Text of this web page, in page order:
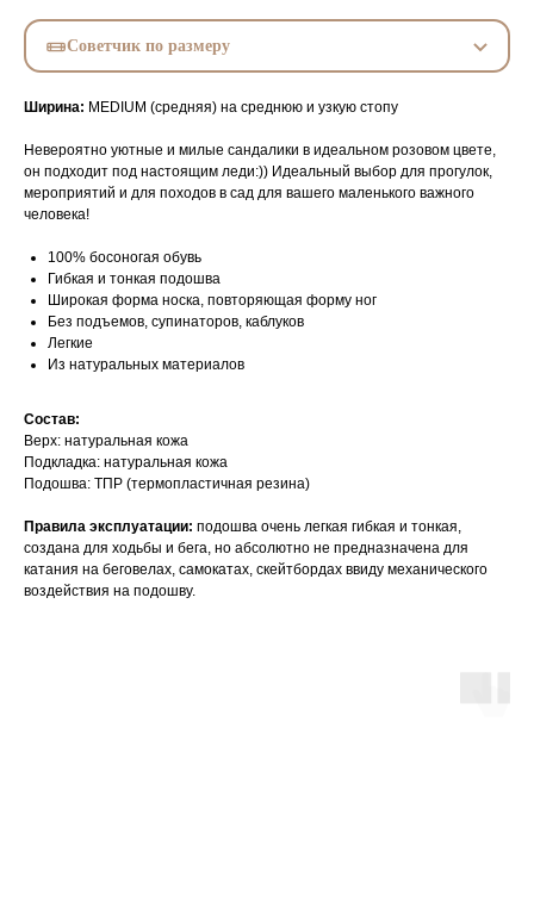
Советчик по размеру
Ширина: MEDIUM (средняя) на среднюю и узкую стопу
Невероятно уютные и милые сандалики в идеальном розовом цвете,
он подходит под настоящим леди:)) Идеальный выбор для прогулок,
мероприятий и для походов в сад для вашего маленького важного
человека!
100% босоногая обувь
Гибкая и тонкая подошва
Широкая форма носка, повторяющая форму ног
Без подъемов, супинаторов, каблуков
Легкие
Из натуральных материалов
Состав:
Верх: натуральная кожа
Подкладка: натуральная кожа
Подошва: ТПР (термопластичная резина)
Правила эксплуатации: подошва очень легкая гибкая и тонкая,
создана для ходьбы и бега, но абсолютно не предназначена для
катания на беговелах, самокатах, скейтбордах ввиду механического
воздействия на подошву.